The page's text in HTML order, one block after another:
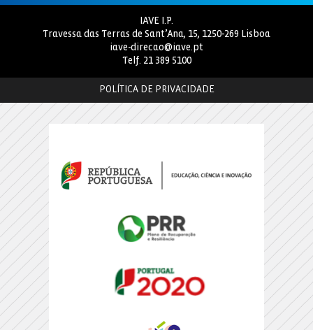
IAVE I.P.
Travessa das Terras de Sant’Ana, 15, 1250-269 Lisboa
iave-direcao@iave.pt
Telf. 21 389 5100
POLÍTICA DE PRIVACIDADE